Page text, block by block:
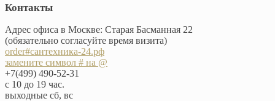
Контакты
Адрес офиса в Москве: Старая Басманная 22
(обязательно согласуйте время визита)
order#сантехника-24.рф
замените символ # на @
+7(499) 490-52-31
с 10 до 19 час.
выходные сб, вс